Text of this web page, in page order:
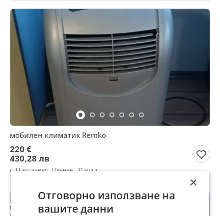
мобилен климатик Remko
220 €
430,28 лв
с. Николаево, Плевен, 31 юли
×
Отговорно използване на
вашите данни